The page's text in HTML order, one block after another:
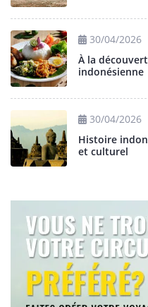
30/04/2026
À la
indonésienne
30/04/2026
Histoire
et culturel